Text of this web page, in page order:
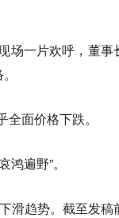
场一片欢呼，董事
面价格下跌。
遍野”。
滑趋势。截至发稿